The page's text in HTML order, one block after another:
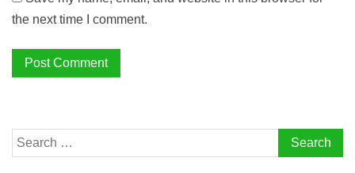
the next time I comment.
Search
for: